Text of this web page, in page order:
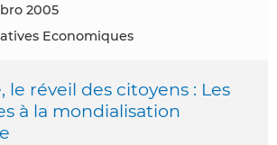
2005
Economiques
le réveil des citoyens : Les
à la mondialisation